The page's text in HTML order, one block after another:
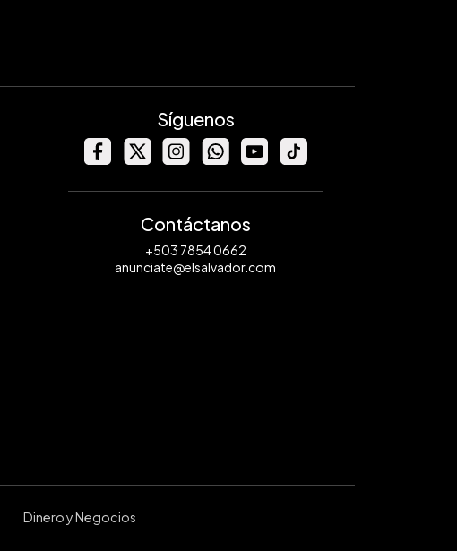
Síguenos
Contáctanos
+503 7854 0662
anunciate@elsalvador.com
Dinero y Negocios